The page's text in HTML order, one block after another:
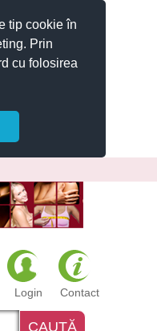
tip cookie în
Prin
cu folosirea
Login Contact